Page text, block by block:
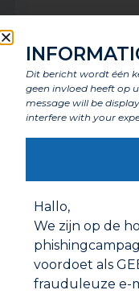
Dit bericht wordt één
geen invloed heeft op
message will be
interfere with your
Hallo,
We zijn op de
voordoet als
frauduleuze e-